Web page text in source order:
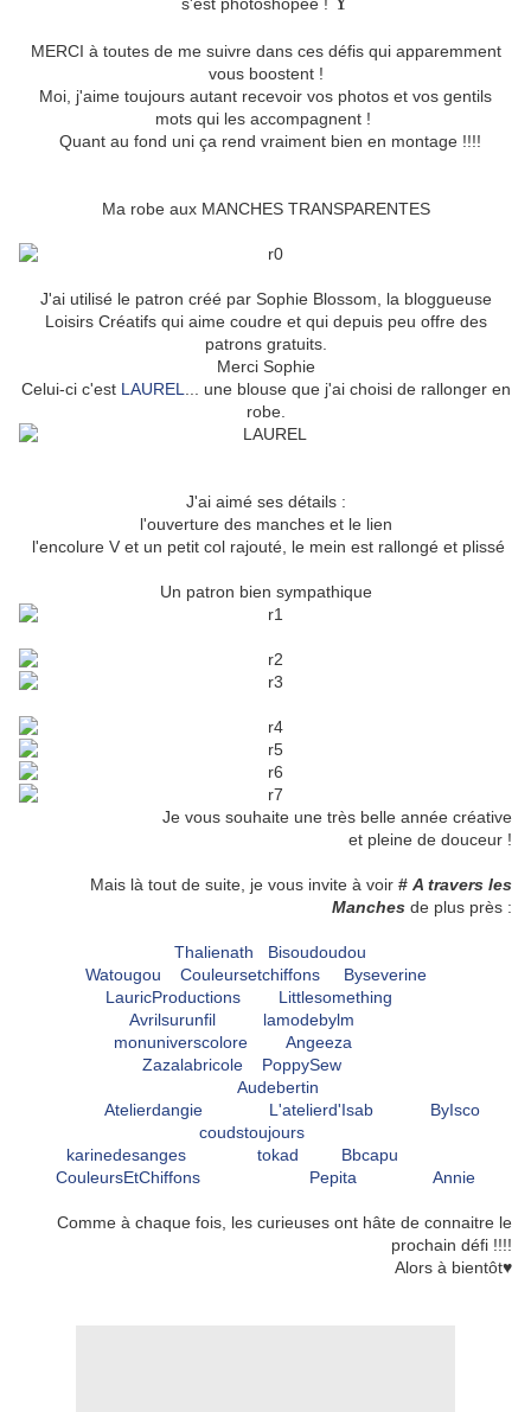
MERCI à toutes de me suivre dans ces défis qui apparemment
vous boostent !
Moi, j'aime toujours autant recevoir vos photos et vos gentils
mots qui les accompagnent !
Quant au fond uni ça rend vraiment bien en montage !!!!
Ma robe aux MANCHES TRANSPARENTES
J'ai utilisé le patron créé par Sophie Blossom, la bloggueuse
Loisirs Créatifs qui aime coudre et qui depuis peu offre des
patrons gratuits.
Merci Sophie
Celui-ci c'est LAUREL
... une blouse que j'ai choisi de rallonger en
robe.
J'ai aimé ses détails :
l'ouverture des manches et le lien
l'encolure V et un petit col rajouté, le mein est rallongé et plissé
Un patron bien sympathique
Je vous souhaite une très belle année créative
et pleine de douceur !
Mais là tout de suite, je vous invite à voir # A travers les
Manches de plus près :
Thalienath
Bisoudoudou
Watougou
Couleursetchiffons
Byseverine
LauricProductions
Littlesomething
Avrilsurunfil
lamodebylm
monuniverscolore
Angeeza
Zazalabricole
PoppySew
Audebertin
Atelierdangie
L'atelierd'Isab
ByIsco
coudstoujours
karinedesanges
tokad
Bbcapu
CouleursEtChiffons
Pepita Annie
Comme à chaque fois, les curieuses ont hâte de connaitre le
prochain défi !!!!
Alors à bientôt♥